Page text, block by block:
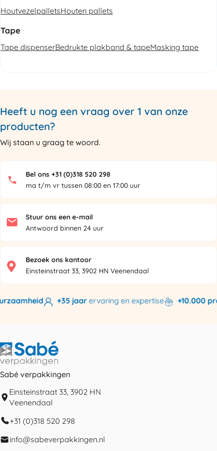
HoutvezelpalletsHouten pallets
Tape
Tape dispenserBedrukte plakband & tapeMasking tape
Heeft u nog een vraag over 1 van onze
producten?
Wij staan u graag te woord.
Bel ons +31 (0)318 520 298
ma t/m vr tussen 08:00 en 17:00 uur
Stuur ons een e-mail
Antwoord binnen 24 uur
Bezoek ons kantoor
Einsteinstraat 33, 3902 HN Veenendaal
+35 jaarervaring en expertise +10.000
Sabé verpakkingen
Einsteinstraat 33, 3902 HN
Veenendaal
+31 (0)318 520 298
info@sabeverpakkingen.nl